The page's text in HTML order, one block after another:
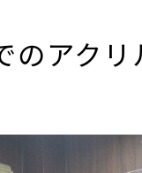
アクリ